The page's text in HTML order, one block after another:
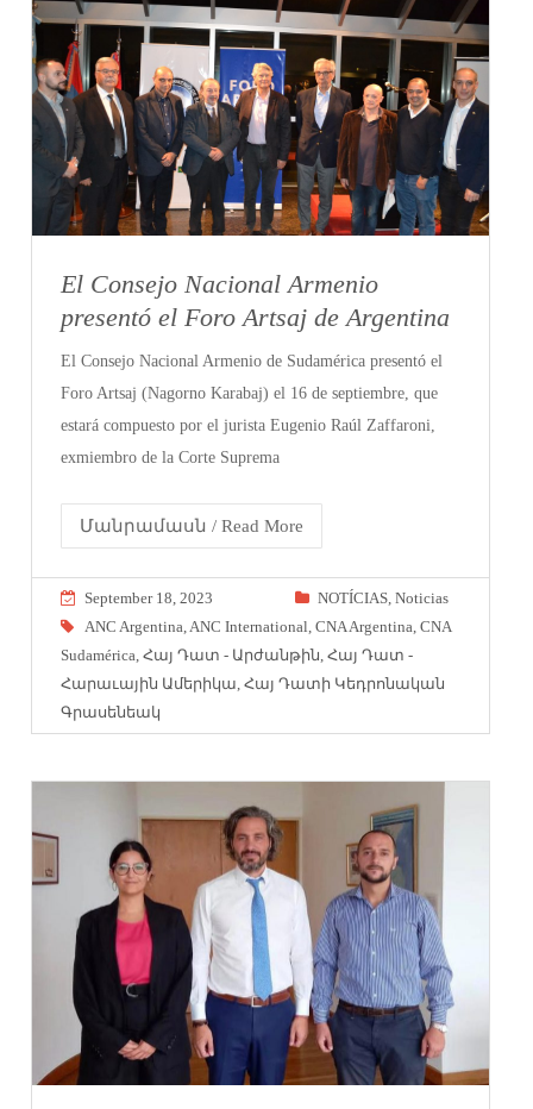
El Consejo Nacional Armenio
presentó el Foro Artsaj de Argentina
El Consejo Nacional Armenio de Sudamérica presentó el
Foro Artsaj (Nagorno Karabaj) el 16 de septiembre, que
estará compuesto por el jurista Eugenio Raúl Zaffaroni,
exmiembro de la Corte Suprema
Մանրամասն / Read More
September 18, 2023 NOTÍCIAS, Noticias
ANC Argentina ANC International ,CNA Argentina ,CNA
Sudamérica ,Հայ Դատ - Արժանթին ,Հայ Դատ -
Հարաւային Ամերիկա ,Հայ Դատի Կեդրոնական
Գրասենեակ